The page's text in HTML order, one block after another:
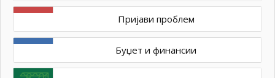
Пријави проблем
Буџет и финансии